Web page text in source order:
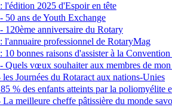
l'édition 2025 d'Espoir en tête
50 ans de Youth Exchange
120ème anniversaire du Rotary
l'annuaire professionnel de RotaryMag
10 bonnes raisons d'assister à la
Quels vœux souhaiter aux membres de
Journées du Rotaract aux nations-Unies
% des enfants atteints par la
meilleure cheffe pâtissière du monde